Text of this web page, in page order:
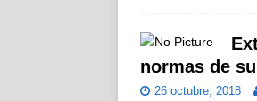
normas de
26 octubre, 2018